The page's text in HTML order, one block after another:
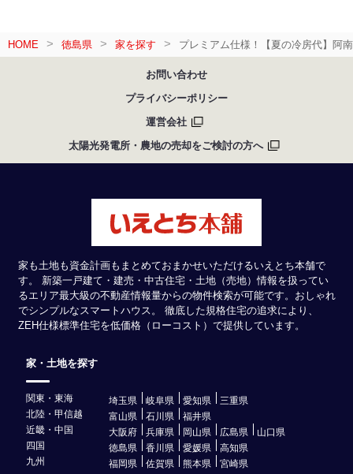
HOME 徳島県 家を探す プレミアム仕様！【夏の冷房代】阿
お問い合わせ
プライバシーポリシー
運営会社
太陽光発電所・農地の売却をご検討の方へ
家も土地も資金計画もまとめておまかせいただけるいえとち本舗で
す。 新築一戸建て・建売・中古住宅・土地（売地）情報を扱ってい
るエリア最大級の不動産情報量からの物件検索が可能です。おしゃれ
でシンプルなスマートハウス。 徹底した規格住宅の追求により、
ZEH仕様標準住宅を低価格（ローコスト）で提供しています。
家・土地を探す
関東・東海 埼玉県 岐阜県 愛知県
三重県
北陸・甲信越
富山県 石川県
福井県
近畿・中国
大阪府 兵庫県 岡山県 広島県
山口県
四国
徳島県 香川県 愛媛県
高知県
九州
福岡県 佐賀県 熊本県 宮崎県